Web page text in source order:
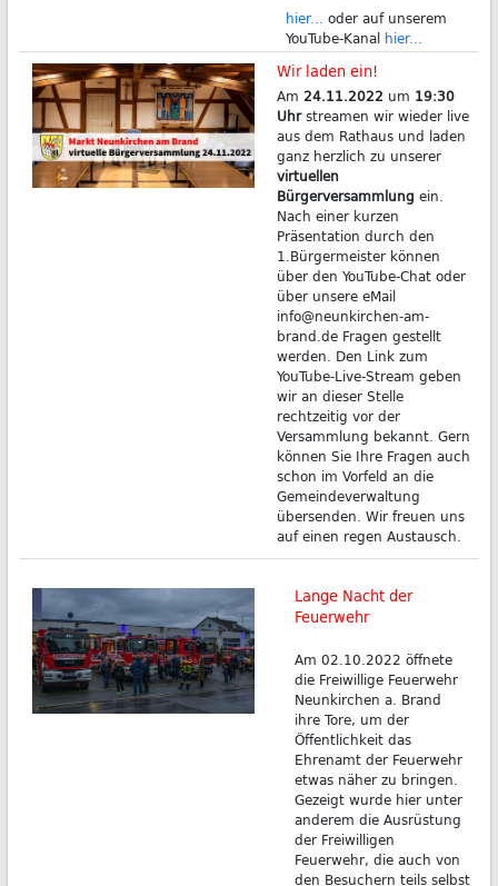
hier...
oder auf unserem
YouTube-Kanal hier...
Wir laden ein!
Am 24.11.2022 um 19:30
Uhrstreamen wir wieder live
aus dem Rathaus und laden
ganz herzlich zu unserer
virtuellen
Bürgerversammlung ein.
Nach einer kurzen
Präsentation durch den
1.Bürgermeister können
über den YouTube-Chat oder
über unsere eMail
info@neunkirchen-am-
brand.de Fragen gestellt
werden. Den Link zum
YouTube-Live-Stream geben
wir an dieser Stelle
rechtzeitig vor der
Versammlung bekannt. Gern
können Sie Ihre Fragen auch
schon im Vorfeld an die
Gemeindeverwaltung
übersenden. Wir freuen uns
auf einen regen Austausch.
Lange Nacht der
Feuerwehr
Am 02.10.2022 öffnete
die Freiwillige Feuerwehr
Neunkirchen a. Brand
ihre Tore, um der
Öffentlichkeit das
Ehrenamt der Feuerwehr
etwas näher zu bringen.
Gezeigt wurde hier unter
anderem die Ausrüstung
der Freiwilligen
Feuerwehr, die auch von
den Besuchern teils selbst